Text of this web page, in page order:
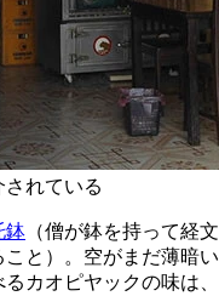
れている
鉢 （僧が鉢を持って経文
と）。空がまだ薄暗い
カオピヤックの味は、